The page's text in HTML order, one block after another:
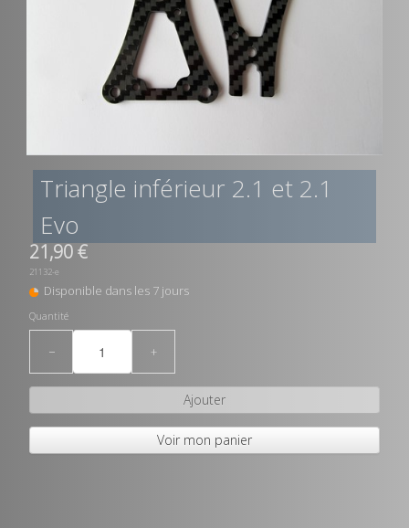
Pièces E2.1
Triangle inférieur 2.1 et 2.1
Evo
21,90 €
21132-e
Disponible dans les 7 jours
Quantité
− +
Ajouter
Voir mon panier